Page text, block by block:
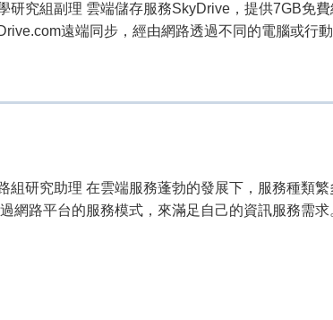
研究組副理 雲端儲存服務SkyDrive，提供7GB免
遠端同步，經由網路透過不同的電腦或行
組研究助理 在雲端服務蓬勃的發展下，服務種類
網路平台的服務模式，來滿足自己的資訊服務需